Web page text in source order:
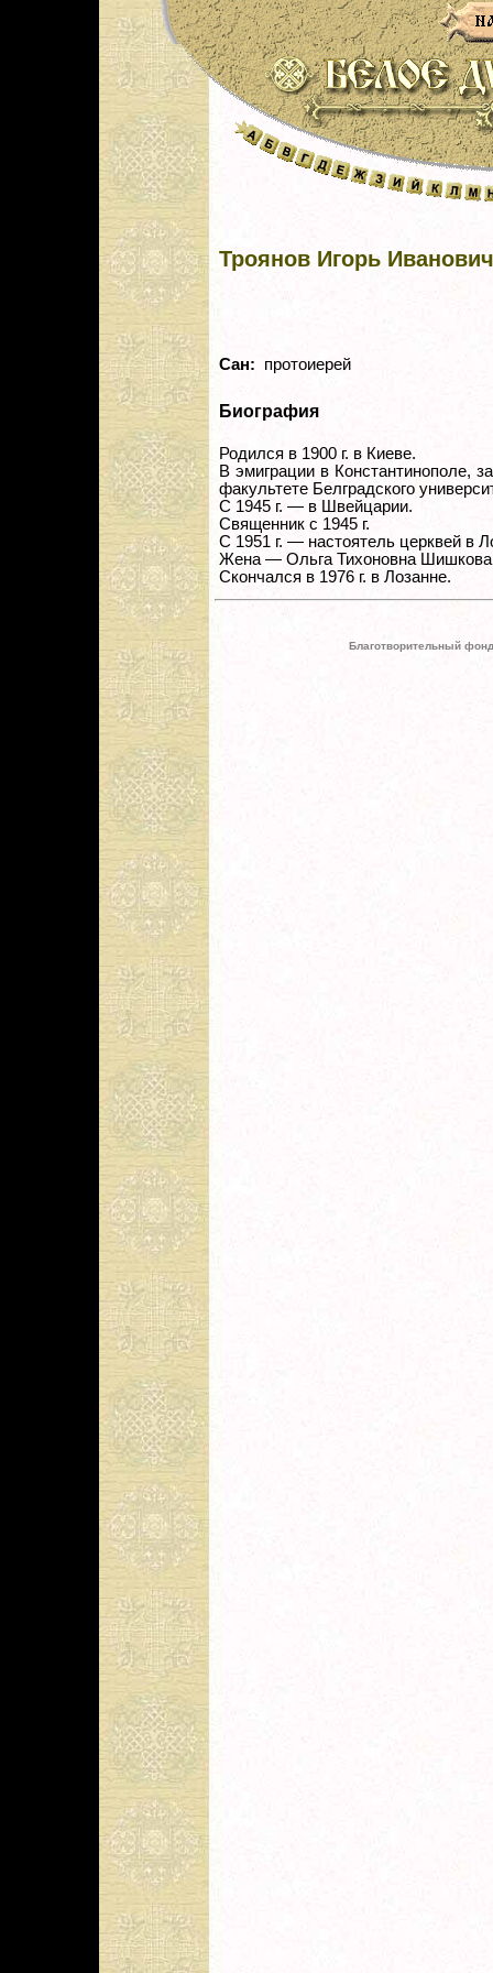
Троянов Игорь Иванович
Сан: протоиерей
Биография
Родился в 1900 г. в Киеве.
В эмиграции в Константинополе,
факультете Белградского
С 1945 г. — в Швейцарии.
Священник с 1945 г.
С 1951 г. — настоятель церквей в
Жена — Ольга Тихоновна
Скончался в 1976 г. в Лозанне.
Благотворительный